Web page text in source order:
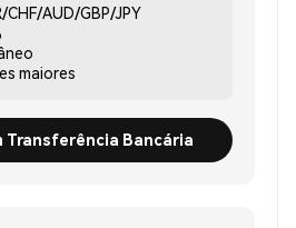
CHF/AUD/GBP/JPY
maiores
Transferência Bancária